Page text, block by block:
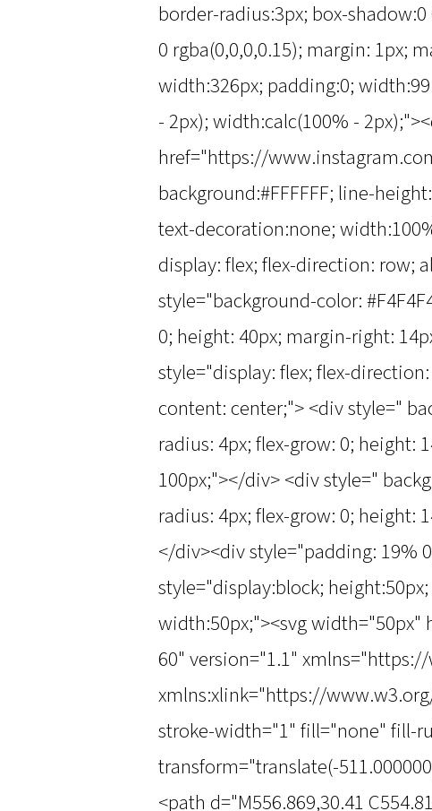
border-radius:3px; box-shadow:0
0 rgba(0,0,0,0.15); margin: 1px;
width:326px; padding:0;
- 2px); width:calc(100% -
href="https://
background:#FFFFFF; line-
text-decoration:none;
display: flex; flex-direction: row;
style="background-color:
0; height: 40px; margin-right:
style="display: flex; flex-
content: center;"> <div style="
radius: 4px; flex-grow: 0; height:
100px;"></div> <div style="
radius: 4px; flex-grow: 0; height:
</div><div style="padding: 19%
style="display:block;
width:50px;"><svg width="50px"
60" version="1.1"
xmlns:xlink="https://
stroke-width="1" fill="none" fill-
transform="translate(-
<path d="M556.869,30.41